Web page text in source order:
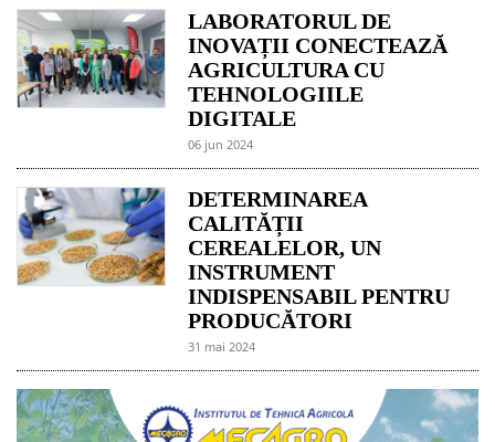
LABORATORUL DE
INOVAȚII CONECTEAZĂ
AGRICULTURA CU
TEHNOLOGIILE
DIGITALE
06 jun 2024
DETERMINAREA
CALITĂȚII
CEREALELOR, UN
INSTRUMENT
INDISPENSABIL PENTRU
PRODUCĂTORI
31 mai 2024